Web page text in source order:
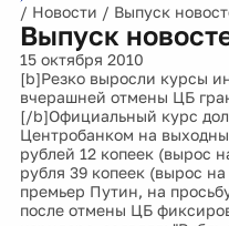
/ Новости / Выпуск
Выпуск
15 октября 2010
[b]Резко выросли курсы
вчерашней отмены ЦБ
[/b]Официальный курс
Центробанком на
рублей 12 копеек (вырос
рубля 39 копеек (вырос
премьер Путин, на
после отмены ЦБ